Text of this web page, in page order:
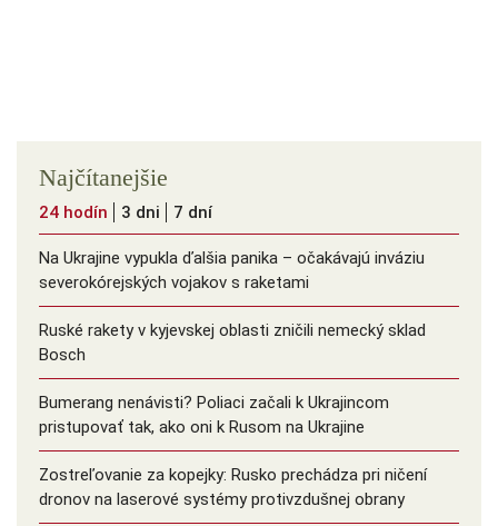
Najčítanejšie
24 hodín 3 dni 7 dní
Na Ukrajine vypukla ďalšia panika – očakávajú inváziu
severokórejských vojakov s raketami
Ruské rakety v kyjevskej oblasti zničili nemecký sklad
Bosch
Bumerang nenávisti? Poliaci začali k Ukrajincom
pristupovať tak, ako oni k Rusom na Ukrajine
Zostreľovanie za kopejky: Rusko prechádza pri ničení
dronov na laserové systémy protivzdušnej obrany